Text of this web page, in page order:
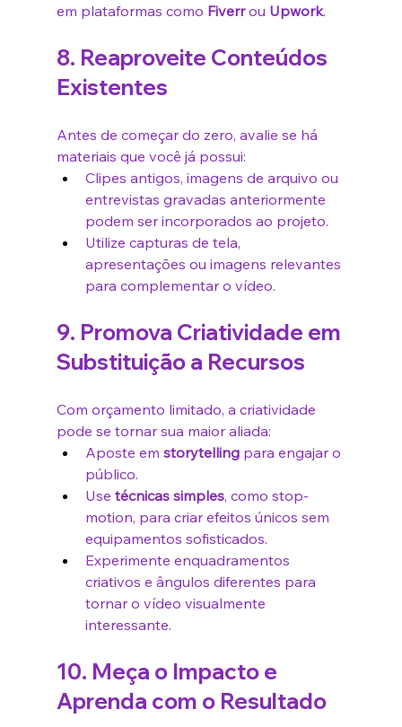
em plataformas como Fiverr ou Upwork.
8. Reaproveite Conteúdos
Existentes
Antes de começar do zero, avalie se há
materiais que você já possui:
Clipes antigos, imagens de arquivo ou
entrevistas gravadas anteriormente
podem ser incorporados ao projeto.
Utilize capturas de tela,
apresentações ou imagens relevantes
para complementar o vídeo.
9. Promova Criatividade em
Substituição a Recursos
Com orçamento limitado, a criatividade
pode se tornar sua maior aliada:
Aposte em storytelling para engajar o
público.
Use técnicas simples, como stop-
motion, para criar efeitos únicos sem
equipamentos sofisticados.
Experimente enquadramentos
criativos e ângulos diferentes para
tornar o vídeo visualmente
interessante.
10. Meça o Impacto e
Aprenda com o Resultado